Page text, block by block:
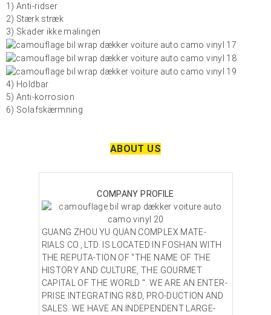
1) Anti-ridser
2) Stærk stræk
3) Skader ikke malingen
4) Holdbar
5) Anti-korrosion
6) Solafskærmning
ABOUT US
COMPANY PROFILE
GUANG ZHOU YU QUAN COMPLEX MATE-
RIALS CO., LTD. IS LOCATED IN FOSHAN WITH
THE REPUTA-TION OF "THE NAME OF THE
HISTORY AND CULTURE, THE GOURMET
CAPITAL OF THE WORLD ". WE ARE AN ENTER-
PRISE INTEGRATING R&D, PRO-DUCTION AND
SALES. WE HAVE AN INDEPENDENT LARGE-